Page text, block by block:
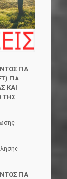
ΓΙΑ
ΓΙΑ
ΚΑΙ
ΤΗΣ
ΓΙΑ